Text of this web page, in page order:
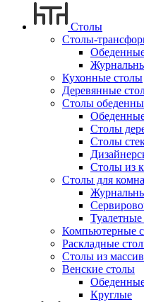
Столы
Столы-
Кухонные столы
Деревянные
Столы
Столы
Столы
Столы из
Столы для
Туалетные
Компьютерные
Раскладные
Столы из
Венские столы
Круглые